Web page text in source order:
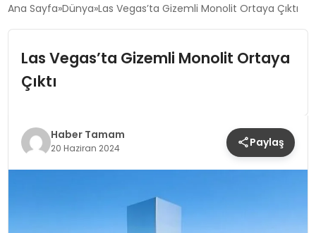
SPOR
EKONOMI
Ana Sayfa Dünya Las Vegas’ta Gizemli Monolit Ortaya Çıktı
Las Vegas’ta Gizemli Monolit Ortaya
Çıktı
Haber Tamam
20 Haziran 2024 Paylaş